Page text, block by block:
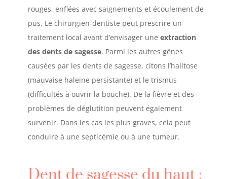
rouges, enflées avec saignements et écoulement de
pus. Le chirurgien-dentiste peut prescrire un
traitement local avant d’envisager une extraction
des dents de sagesse. Parmi les autres gênes
causées par les dents de sagesse, citons l’halitose
(mauvaise haleine persistante) et le trismus
(difficultés à ouvrir la bouche). De la fièvre et des
problèmes de déglutition peuvent également
survenir. Dans les cas les plus graves, cela peut
conduire à une septicémie ou à une tumeur.
Dent de sagesse du haut :